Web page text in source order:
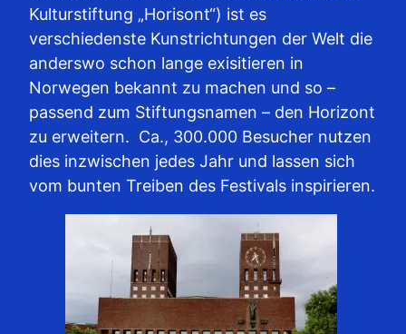
Kulturstiftung „Horisont“) ist es
verschiedenste Kunstrichtungen der Welt die
anderswo schon lange exisitieren in
Norwegen bekannt zu machen und so –
passend zum Stiftungsnamen – den Horizont
zu erweitern. Ca., 300.000 Besucher nutzen
dies inzwischen jedes Jahr und lassen sich
vom bunten Treiben des Festivals inspirieren.